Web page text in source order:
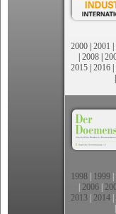
2000 | 2001 |
| 2008 |
2015 | 2016 |
|
1998 1999
2006
2013 2014